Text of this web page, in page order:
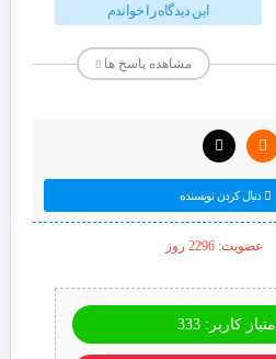
این دیدگاه را خواندم
مشاهده پاسخ ها
دنبال کردن نویسنده
عضویت: 2296 روز
امتیاز کاربر: 333